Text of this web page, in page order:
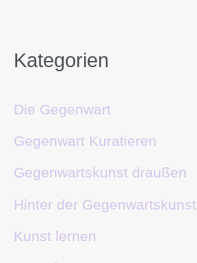
Kategorien
Die Gegenwart
Gegenwart Kuratieren
Gegenwartskunst draußen
Hinter der Gegenwartskunst
Kunst lernen